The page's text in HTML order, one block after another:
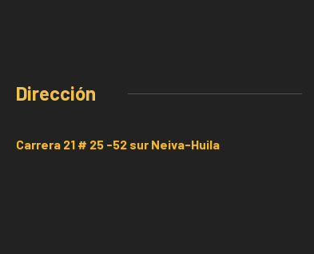
Dirección
Carrera 21 # 25 -52 sur Neiva-Huila